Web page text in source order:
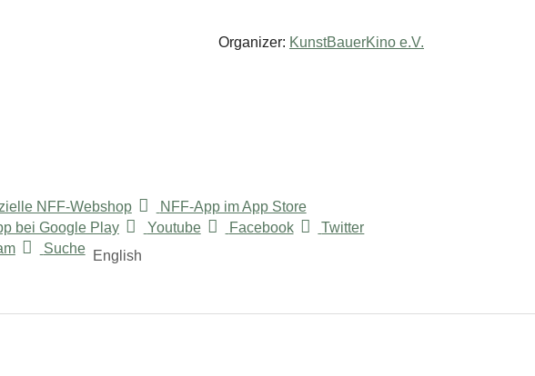
Organizer: KunstBauerKino e.V.
NFF-Webshop
NFF-App im App Store
bei Google Play
Youtube Facebook
Twitter
Suche English